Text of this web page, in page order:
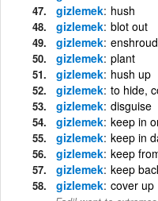
gizlemek hush
gizlemek blot out
gizlemek enshroud
gizlemek plant
gizlemek hush up
gizlemek to hide,
gizlemek disguise
gizlemek keep in
gizlemek keep in
gizlemek keep
gizlemek keep
gizlemek cover up